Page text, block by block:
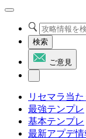
検索
ご意見
リセマラ当た
最強テンプレ
基本テンプレ
最新アプデ情